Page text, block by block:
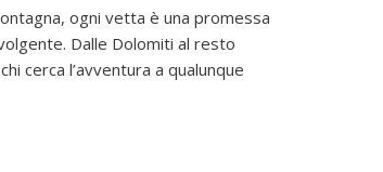
ogni vetta è una promessa
Dalle Dolomiti al resto
cerca l’avventura a qualunque